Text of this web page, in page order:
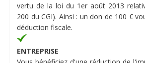
vertu de la loi du 1er août 2013
200 du CGI). Ainsi : un don de 100 €
déduction fiscale.
ENTREPRISE